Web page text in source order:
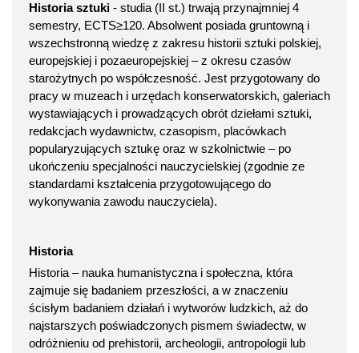
Historia sztuki - studia (II st.) trwają przynajmniej 4
semestry, ECTS≥120. Absolwent posiada gruntowną i
wszechstronną wiedzę z zakresu historii sztuki polskiej,
europejskiej i pozaeuropejskiej – z okresu czasów
starożytnych po współczesność. Jest przygotowany do
pracy w muzeach i urzędach konserwatorskich, galeriach
wystawiających i prowadzących obrót dziełami sztuki,
redakcjach wydawnictw, czasopism, placówkach
popularyzujących sztukę oraz w szkolnictwie – po
ukończeniu specjalności nauczycielskiej (zgodnie ze
standardami kształcenia przygotowującego do
wykonywania zawodu nauczyciela).
Historia
Historia – nauka humanistyczna i społeczna, która
zajmuje się badaniem przeszłości, a w znaczeniu
ścisłym badaniem działań i wytworów ludzkich, aż do
najstarszych poświadczonych pismem świadectw, w
odróżnieniu od prehistorii, archeologii, antropologii lub